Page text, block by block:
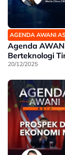
AGENDA AWANI
Agenda
Berteknologi
20/12/2025